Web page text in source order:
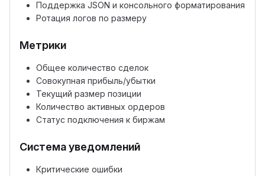
Поддержка JSON и консольного форматирования
Ротация логов по размеру
Метрики
Общее количество сделок
Совокупная прибыль/убытки
Текущий размер позиции
Количество активных ордеров
Статус подключения к биржам
Система уведомлений
Критические ошибки